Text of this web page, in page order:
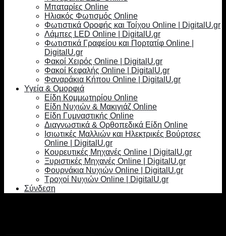
Μπαταρίες Online
Ηλιακός Φωτισμός Online
Φωτιστικά Οροφής και Τοίχου Online | DigitalU.gr
Λάμπες LED Online | DigitalU.gr
Φωτιστικά Γραφείου και Πορτατίφ Online |
DigitalU.gr
Φακοί Χειρός Online | DigitalU.gr
Φακοί Κεφαλής Online | DigitalU.gr
Φαναράκια Κήπου Online | DigitalU.gr
Υγεία & Ομορφιά
Είδη Κομμωτηρίου Online
Είδη Νυχιών & Μακιγιάζ Online
Είδη Γυμναστικής Online
Διαγνωστικά & Ορθοπεδικά Είδη Online
Ισιωτικές Μαλλιών και Ηλεκτρικές Βούρτσες
Online | DigitalU.gr
Κουρευτικές Μηχανές Online | DigitalU.gr
Ξυριστικές Μηχανές Online | DigitalU.gr
Φουρνάκια Νυχιών Online | DigitalU.gr
Τροχοί Νυχιών Online | DigitalU.gr
Σύνδεση